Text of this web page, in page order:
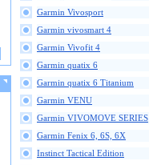
Garmin Vivosport
Garmin vivosmart 4
Garmin Vivofit 4
Garmin quatix 6
Garmin quatix 6 Titanium
Garmin VENU
Garmin VIVOMOVE SERIES
Garmin Fenix 6, 6S, 6X
Instinct Tactical Edition